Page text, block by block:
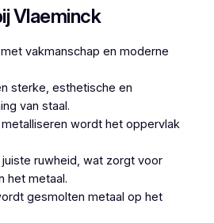
Vlaeminck
vakmanschap en moderne
sterke, esthetische en
van staal.
wordt het oppervlak
ruwheid, wat zorgt voor
het metaal.
gesmolten metaal op het